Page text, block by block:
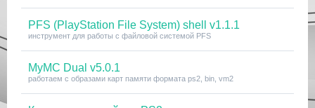
PFS (PlayStation File System) shell v1.1.1
инструмент для работы с файловой системой PFS
MyMC Dual v5.0.1
работаем с образами карт памяти формата ps2, bin, vm2